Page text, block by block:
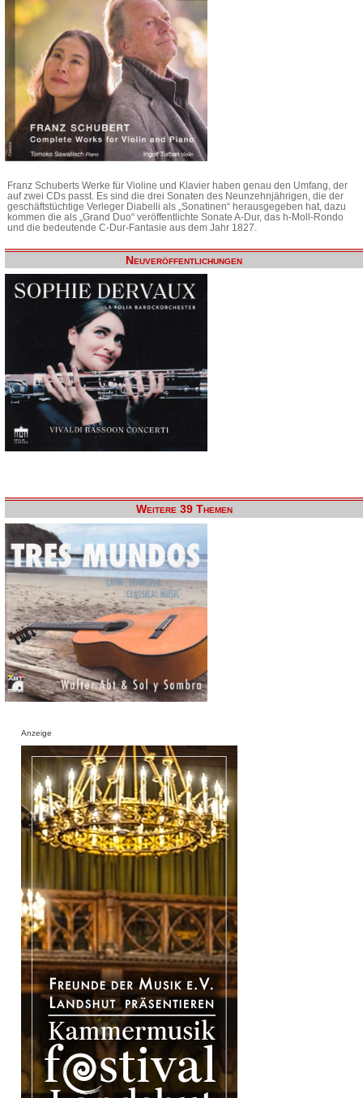
Franz Schuberts Werke für Violine und Klavier haben genau den Umfang, der
auf zwei CDs passt. Es sind die drei Sonaten des Neunzehnjährigen, die der
geschäftstüchtige Verleger Diabelli als „Sonatinen“ herausgegeben hat, dazu
kommen die als „Grand Duo“ veröffentlichte Sonate A-Dur, das h-Moll-Rondo
und die bedeutende C-Dur-Fantasie aus dem Jahr 1827.
Neuveröffentlichungen
Weitere 39 Themen
Anzeige